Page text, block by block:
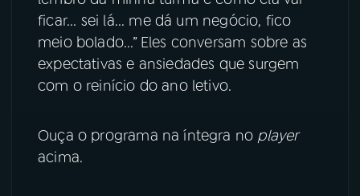
05PODCASTS
06VIDEOCASTS
ficar... sei lá... me dá um negócio, fico
meio bolado...” Eles conversam sobre as
expectativas e ansiedades que surgem
com o reinício do ano letivo.
Ouça o programa na íntegra no player
acima.